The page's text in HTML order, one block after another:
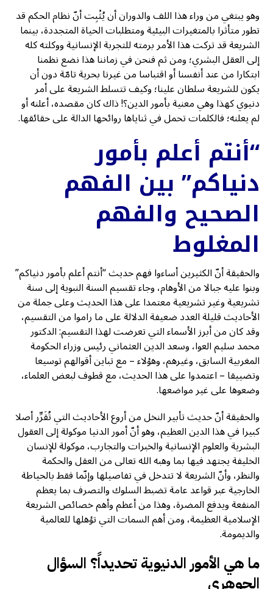
وهو يبتغي من وراء هذا اللف والدوران أن يُثْبِت أنّ نظام الحكم قد
تطور متأثرا بالمتغيرات البيئية ومتطلبات الحياة المتجددة، بينما
الشريعة قد تركت هذا الأمر برمته للتجربة الإنسانية ووكلته كله
إلى العقل البشري؛ ومن ثم فنحن في زماننا هذا نضع نظمنا
ابتكارا من عند أنفسنا أو اقتباسا من غيرنا بحرية تامّة دون أن
يكون للشريعة سلطان علينا؛ وكيف تتسلط الشريعة على أمر
دنيوي كهذا وهي معنية بأمور الدين؟! ذاك كان مقصده، أعلنه أو
لم يعلنه؛ فالكلمات تحمل في ثناياها روائحها الدالة على حقائقها.
“أنتم أعلم بأمور
دنياكم” بين الفهم
الصحيح والفهم
المغلوط
والحقيقة أنّ الكثيرين أساءوا فهم حديث “أنتم أعلم بأمور دنياكم”
وبنوا عليه جبالا من الأوهام، وجاء تقسيم السنة النبوية إلى سنة
تشريعية وغير تشريعية معتمدا على هذا الحديث وعلى جملة من
الأحاديث قليلة العدد ضعيفة الدلالة على ما راموا من التقسيم،
وقد كان من أبرز الأسماء التي تعرضت لهذا التقسيم: الدكتور
محمد سليم العوا، وسعد الدين العثماني رئيس وزراء الحكومة
المغربية السابق، وغيرهم، وهؤلاء – مع تباين أقوالهم توسيعا
وتضييقا – اعتمدوا على هذا الحديث، مع قطوف لبعض العلماء،
وضعوها على غير مواضعها.
والحقيقة أنّ حديث تأبير النخل من أروع الأحاديث التي تُقَرِّر أصلا
كبيرا في هذا الدين العظيم، وهو أنّ أمور الدنيا موكولة إلى العقول
البشرية والعلوم الإنسانية والخبرات والتجارب، موكولة للإنسان
الخليفة يجتهد فيها بما وهبه الله تعالى من العقل والحكمة
والنظر، وأنّ الشريعة لا تتدخل في تفاصيلها وإنّما فقط بالحياطة
الخارجية عبر قواعد عامة تضبط السلوك والتصرف بما يعظم
المنفعة ويدفع المضرة، وهذا من أعظم وأهم خصائص الشريعة
الإسلامية العظيمة، ومن أهم السمات التي تؤهلها للعالمية
والديمومة.
ما هي الأمور الدنيوية تحديداً؟ السؤال
الجوهري